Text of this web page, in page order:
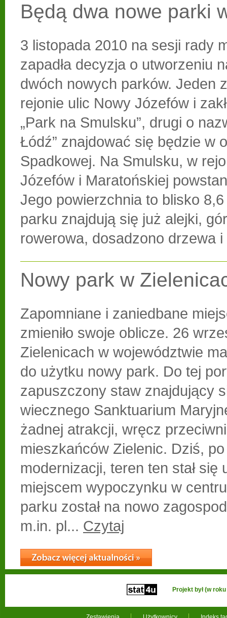
Będą dwa nowe parki
3 listopada 2010 na sesji rady
zapadła decyzja o utworzeniu
dwóch nowych parków. Jeden
rejonie ulic Nowy Józefów i
„Park na Smulsku”, drugi o
Łódź” znajdować się będzie w
Spadkowej. Na Smulsku, w
Józefów i Maratońskiej
Jego powierzchnia to blisko
parku znajdują się już alejki,
rowerowa, dosadzono drzewa
Nowy park w
Zapomniane i zaniedbane
zmieniło swoje oblicze. 26
Zielenicach w województwie
do użytku nowy park. Do tej
zapuszczony staw znajdujący
wiecznego Sanktuarium
żadnej atrakcji, wręcz
mieszkańców Zielenic. Dziś,
modernizacji, teren ten stał się
miejscem wypoczynku w
parku został na nowo
m.in. pl... Czytaj
Projekt był (w